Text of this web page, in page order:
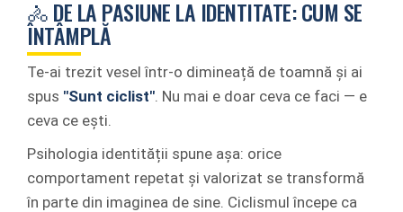
🚴 DE LA PASIUNE LA IDENTITATE: CUM SE
ÎNTÂMPLĂ
Te-ai trezit vesel într-o dimineață de toamnă și ai
spus "Sunt ciclist". Nu mai e doar ceva ce faci — e
ceva ce ești.
Psihologia identității spune așa: orice
comportament repetat și valorizat se transformă
în parte din imaginea de sine. Ciclismul începe ca